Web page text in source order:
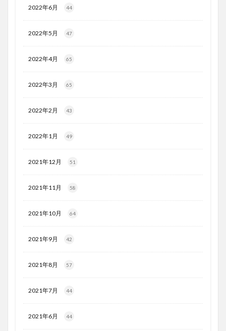
2022年6月 44
2022年5月 47
2022年4月 65
2022年3月 65
2022年2月 43
2022年1月 49
2021年12月 51
2021年11月 58
2021年10月 64
2021年9月 42
2021年8月 57
2021年7月 44
2021年6月 44